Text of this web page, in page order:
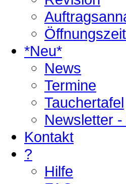
*Neu*
News
Termine
Tauchertafel
Newsletter
Kontakt
?
Hilfe